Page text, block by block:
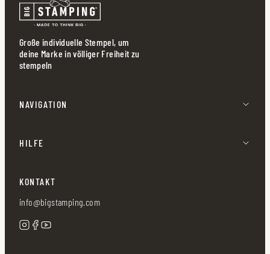
Große individuelle Stempel, um
deine Marke in völliger Freiheit zu
stempeln
NAVIGATION
HILFE
KONTAKT
info@bigstamping.com